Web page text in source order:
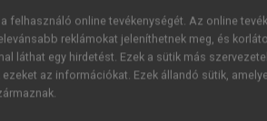
JELSZÓ
felhasználó online tevékenységét. Az online
reklámokat jeleníthetnek meg, és
láthat egy hirdetést. Ezek a sütik más
az információkat. Ezek állandó sütik,